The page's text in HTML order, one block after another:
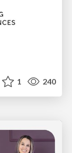
1 240